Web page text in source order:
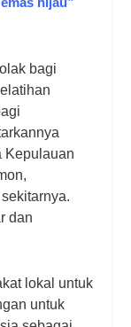
bagi
Kepulauan
dan
lokal untuk
untuk